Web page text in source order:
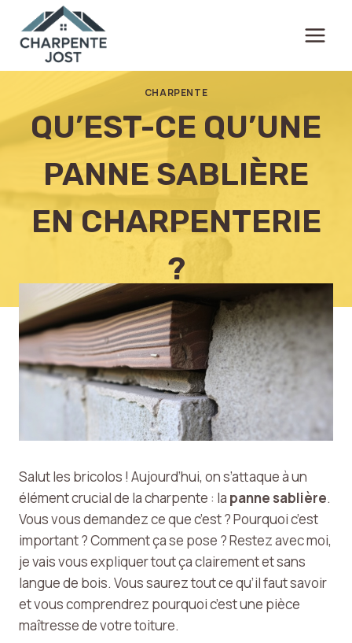
contenu
CHARPENTE
QU’EST-CE QU’UNE
PANNE SABLIÈRE
EN CHARPENTERIE
?
Salut les bricolos ! Aujourd’hui, on s’attaque à un
élément crucial de la charpente : la panne sablière.
Vous vous demandez ce que c’est ? Pourquoi c’est
important ? Comment ça se pose ? Restez avec moi,
je vais vous expliquer tout ça clairement et sans
langue de bois. Vous saurez tout ce qu’il faut savoir
et vous comprendrez pourquoi c’est une pièce
maîtresse de votre toiture.